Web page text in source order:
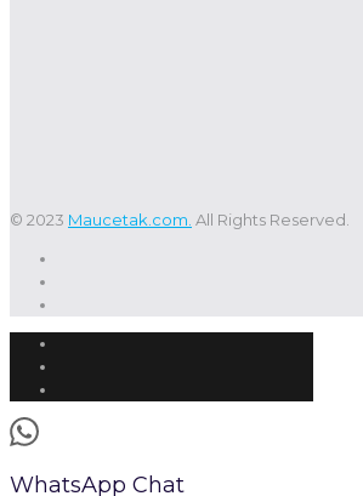
© 2023 Maucetak.com. All Rights Reserved.
WhatsApp Chat